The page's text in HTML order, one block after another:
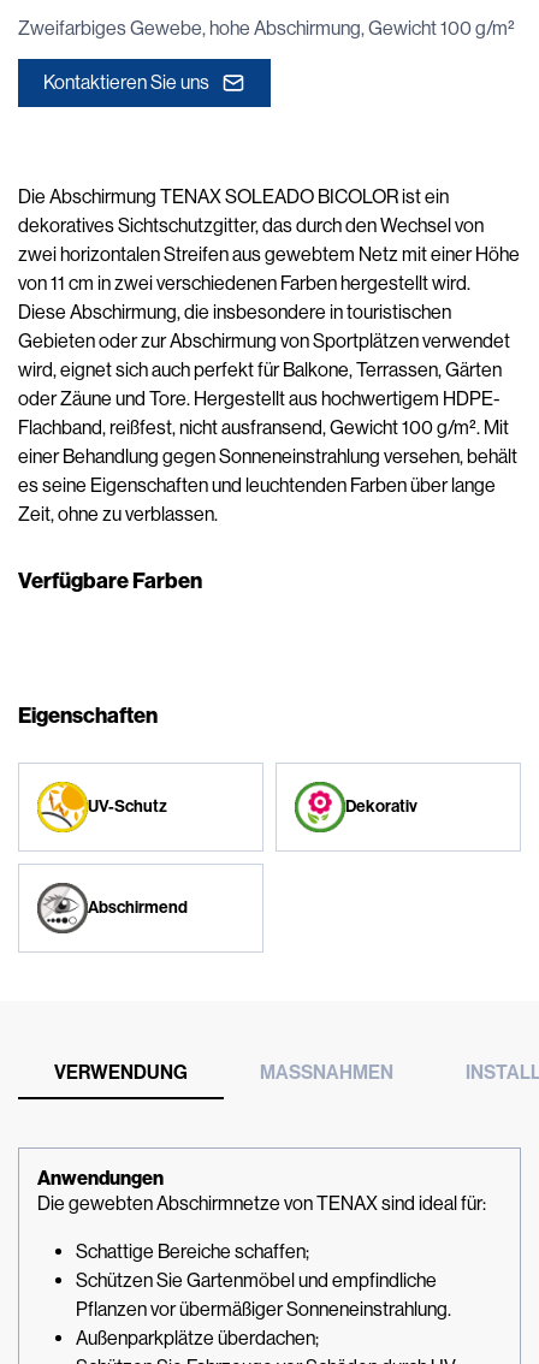
Zweifarbiges Gewebe, hohe Abschirmung, Gewicht 100 g/m²
Kontaktieren Sie uns
Die Abschirmung TENAX SOLEADO BICOLOR ist ein
dekoratives Sichtschutzgitter, das durch den Wechsel von
zwei horizontalen Streifen aus gewebtem Netz mit einer Höhe
von 11 cm in zwei verschiedenen Farben hergestellt wird.
Diese Abschirmung, die insbesondere in touristischen
Gebieten oder zur Abschirmung von Sportplätzen verwendet
wird, eignet sich auch perfekt für Balkone, Terrassen, Gärten
oder Zäune und Tore. Hergestellt aus hochwertigem HDPE-
Flachband, reißfest, nicht ausfransend, Gewicht 100 g/m². Mit
einer Behandlung gegen Sonneneinstrahlung versehen, behält
es seine Eigenschaften und leuchtenden Farben über lange
Zeit, ohne zu verblassen.
Verfügbare Farben
Eigenschaften
UV-Schutz Dekorativ
Abschirmend
VERWENDUNG MASSNAHMEN
Anwendungen
Die gewebten Abschirmnetze von TENAX sind ideal für:
Schattige Bereiche schaffen;
Schützen Sie Gartenmöbel und empfindliche
Pflanzen vor übermäßiger Sonneneinstrahlung.
Außenparkplätze überdachen;